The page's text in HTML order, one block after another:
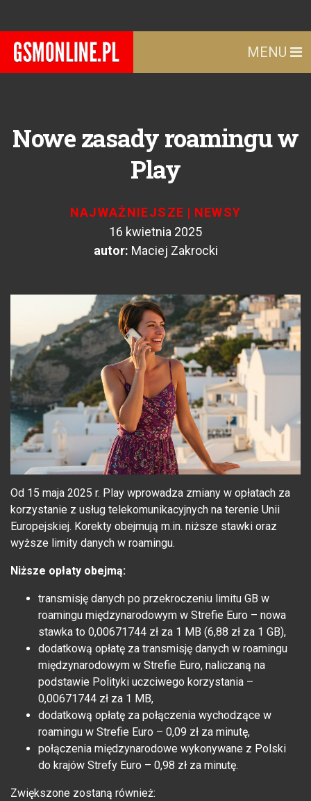
MENU
Nowe zasady roamingu w
Play
NAJWAŻNIEJSZE | NEWSY
16 kwietnia 2025
autor: Maciej Zakrocki
Od 15 maja 2025 r. Play wprowadza zmiany w opłatach za
korzystanie z usług telekomunikacyjnych na terenie Unii
Europejskiej. Korekty obejmują m.in. niższe stawki oraz
wyższe limity danych w roamingu.
Niższe opłaty obejmą:
transmisję danych po przekroczeniu limitu GB w
roamingu międzynarodowym w Strefie Euro – nowa
stawka to 0,00671744 zł za 1 MB (6,88 zł za 1 GB),
dodatkową opłatę za transmisję danych w roamingu
międzynarodowym w Strefie Euro, naliczaną na
podstawie Polityki uczciwego korzystania –
0,00671744 zł za 1 MB,
dodatkową opłatę za połączenia wychodzące w
roamingu w Strefie Euro – 0,09 zł za minutę,
połączenia międzynarodowe wykonywane z Polski
do krajów Strefy Euro – 0,98 zł za minutę.
Zwiększone zostaną również: